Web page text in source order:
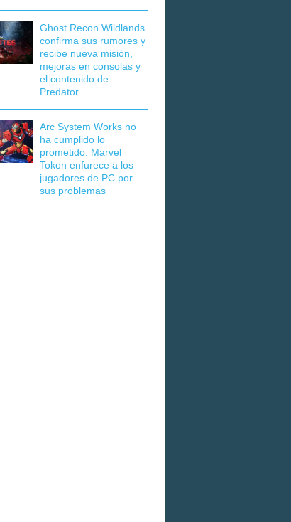
Ghost Recon Wildlands
confirma sus rumores y
recibe nueva misión,
mejoras en consolas y
el contenido de
Predator
Arc System Works no
ha cumplido lo
prometido: Marvel
Tokon enfurece a los
jugadores de PC por
sus problemas